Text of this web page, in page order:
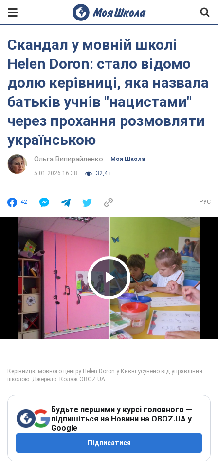
Скандал у мовній школі
Helen Doron: стало відомо
долю керівниці, яка назвала
батьків учнів "нацистами"
через прохання розмовляти
українською
Ольга Випирайленко Моя Школа
5.01.2026 16:38 32,4 т.
42 РУС
Play Video
Будьте першими у курсі головного —
підпишіться на Новини на OBOZ.UA у
Google
Підписатися